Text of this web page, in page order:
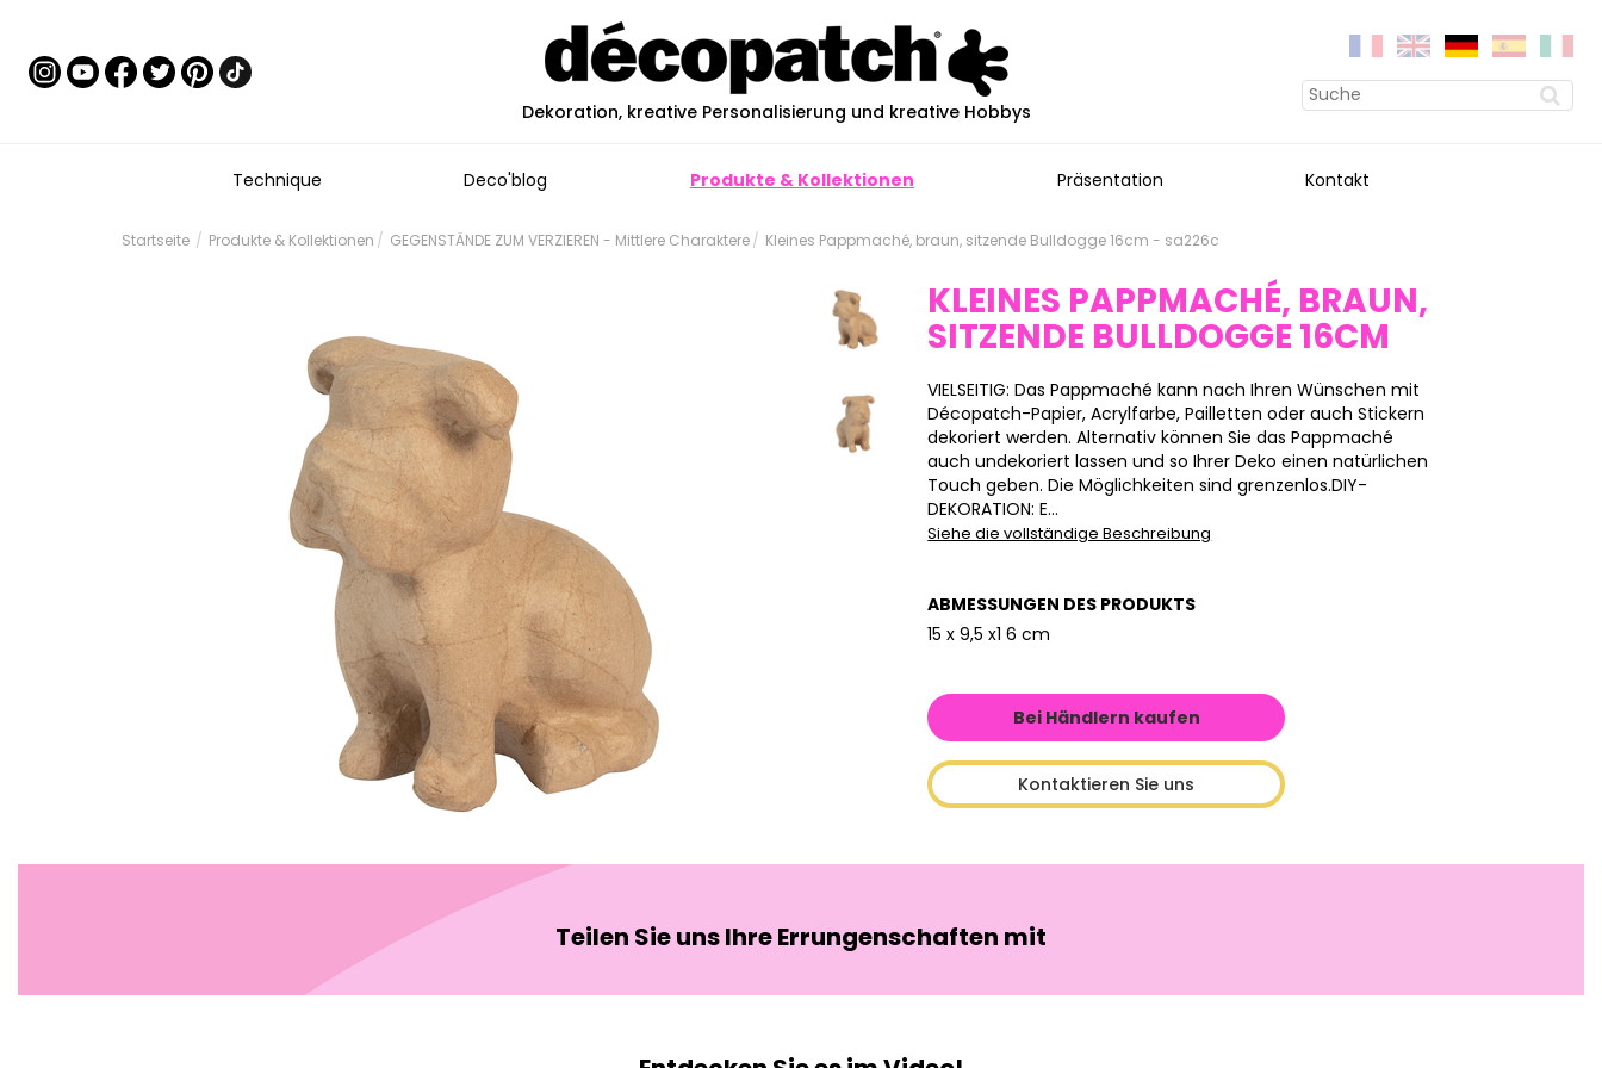
Dekoration, kreative Personalisierung und kreative Hobbys
Technique Deco'blog Produkte & Kollektionen Präsentation Kontakt
Startseite Produkte & Kollektionen GEGENSTÄNDE ZUM VERZIEREN - Mittlere Charaktere Kleines Pappmaché, braun, sitzende Bulldogge 16cm - sa226c
KLEINES PAPPMACHÉ, BRAUN,
SITZENDE BULLDOGGE 16CM
VIELSEITIG: Das Pappmaché kann nach Ihren Wünschen mit
Décopatch-Papier, Acrylfarbe, Pailletten oder auch Stickern
dekoriert werden. Alternativ können Sie das Pappmaché
auch undekoriert lassen und so Ihrer Deko einen natürlichen
Touch geben. Die Möglichkeiten sind grenzenlos.DIY-
DEKORATION: E...
Siehe die vollständige Beschreibung
ABMESSUNGEN DES PRODUKTS
15 x 9,5 x1 6 cm
Bei Händlern kaufen
Kontaktieren Sie uns
Teilen Sie uns Ihre Errungenschaften mit